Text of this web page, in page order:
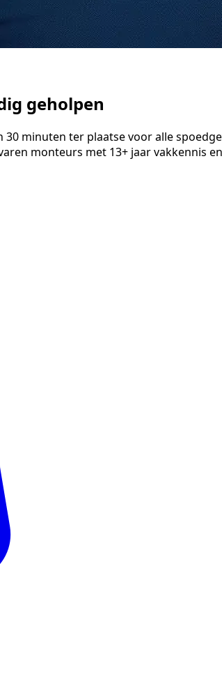
geholpen
minuten ter plaatse voor alle
monteurs met 13+ jaar vakkennis